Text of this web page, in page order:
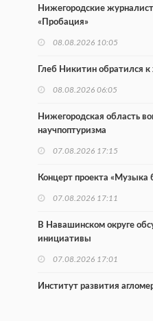
Нижегородские
«Пробация»
08.08.2026 10:05
Глеб Никитин обратился
08.08.2026 06:05
Нижегородская область
научпоптуризма
07.08.2026 17:15
Концерт проекта «Музыка
07.08.2026 17:11
В Навашинском округе
инициативы
07.08.2026 17:01
Институт развития